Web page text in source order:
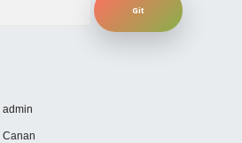
admin
Canan